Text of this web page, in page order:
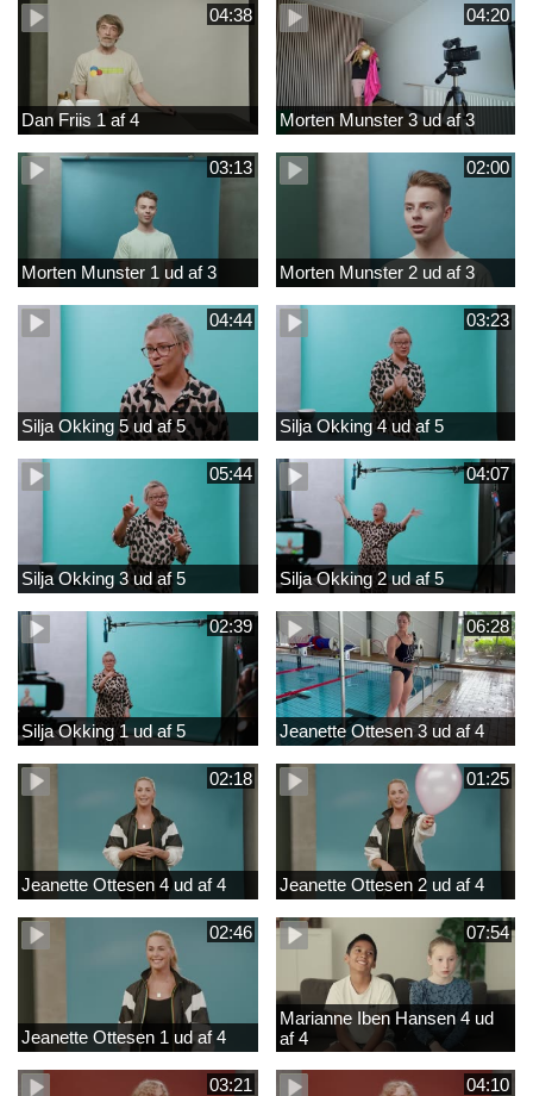
04:38
Dan Friis 1 af 4
04:20
Morten Munster 3 ud af 3
03:13
Morten Munster 1 ud af 3
02:00
Morten Munster 2 ud af 3
04:44
Silja Okking 5 ud af 5
03:23
Silja Okking 4 ud af 5
05:44
Silja Okking 3 ud af 5
04:07
Silja Okking 2 ud af 5
02:39
Silja Okking 1 ud af 5
06:28
Jeanette Ottesen 3 ud af 4
02:18
Jeanette Ottesen 4 ud af 4
01:25
Jeanette Ottesen 2 ud af 4
02:46
Jeanette Ottesen 1 ud af 4
07:54
Marianne Iben Hansen 4 ud
af 4
03:21 04:10